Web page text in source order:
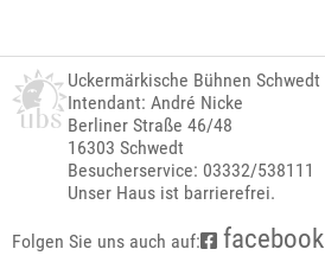
Uckermärkische Bühnen Schwedt
Intendant: André Nicke
Berliner Straße 46/48
16303 Schwedt
Besucherservice: 03332/538111
Unser Haus ist barrierefrei.
Folgen Sie uns auch auf: facebook